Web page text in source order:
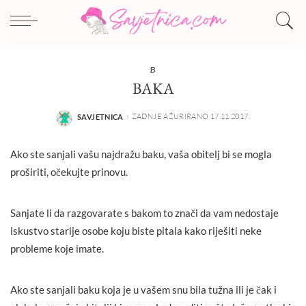
B
BAKA
POSTED
SAVJETNICA ZADNJE AŽURIRANO 17.11.2017.
Ako ste sanjali vašu najdražu baku, vaša obitelj bi se mogla
proširiti, očekujte prinovu.
Sanjate li da razgovarate s bakom to znači da vam nedostaje
iskustvo starije osobe koju biste pitala kako riješiti neke
probleme koje imate.
Ako ste sanjali baku koja je u vašem snu bila tužna ili je čak i